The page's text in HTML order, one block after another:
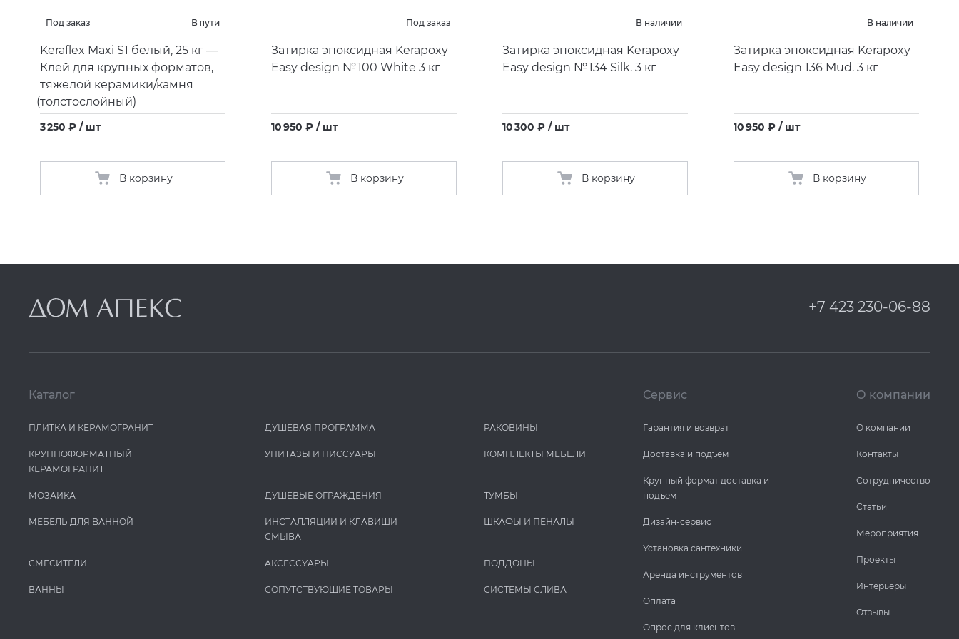
Под заказ В пути
Keraflex Maxi S1 белый, 25 кг —
Клей для крупных форматов,
тяжелой керамики/камня
(толстослойный)
3 250 ₽ / шт
В корзину
Под заказ
Затирка эпоксидная Kerapoxy
Easy design № 100 White 3 кг
10 950 ₽ / шт
В корзину
В наличии
Затирка эпоксидная Kerapoxy
Easy design № 134 Silk. 3 кг
10 300 ₽ / шт
В корзину
В наличии
Затирка эпоксидная Kerapoxy
Easy design 136 Mud. 3 кг
10 950 ₽ / шт
В корзину
+7 423 230-06-88
Каталог
ПЛИТКА И КЕРАМОГРАНИТ
КРУПНОФОРМАТНЫЙ
КЕРАМОГРАНИТ
МОЗАИКА
МЕБЕЛЬ ДЛЯ ВАННОЙ
СМЕСИТЕЛИ
ВАННЫ
ДУШЕВАЯ ПРОГРАММА
УНИТАЗЫ И ПИCCУАРЫ
ДУШЕВЫЕ ОГРАЖДЕНИЯ
ИНСТАЛЛЯЦИИ И КЛАВИШИ
СМЫВА
АКСЕССУАРЫ
СОПУТСТВУЮЩИЕ ТОВАРЫ
РАКОВИНЫ
КОМПЛЕКТЫ МЕБЕЛИ
ТУМБЫ
ШКАФЫ И ПЕНАЛЫ
ПОДДОНЫ
СИСТЕМЫ СЛИВА
Сервис
Гарантия и возврат
Доставка и подъем
Крупный формат доставка и
подъем
Дизайн-сервис
Установка сантехники
Аренда инструментов
Оплата
Опрос для клиентов
О компании
О компании
Контакты
Сотрудничество
Статьи
Мероприятия
Проекты
Интерьеры
Отзывы